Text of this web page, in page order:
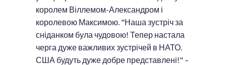
королем Віллемом-Александром і
королевою Максимою. "Наша зустріч за
сніданком була чудовою! Тепер настала
черга дуже важливих зустрічей в НАТО.
США будуть дуже добре представлені!" –